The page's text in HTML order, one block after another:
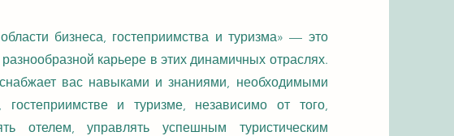
бизнеса, гостеприимства и туризма» — это
карьере в этих динамичных отраслях.
вас навыками и знаниями, необходимыми
и туризме, независимо от того,
отелем, управлять успешным туристическим